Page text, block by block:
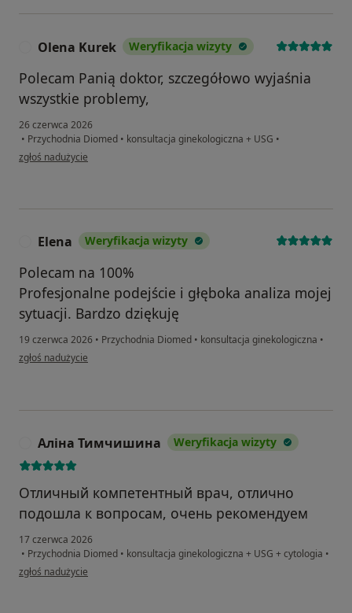
Olena Kurek Weryfikacja wizyty
Polecam Panią doktor, szczegółowo wyjaśnia
wszystkie problemy,
26 czerwca 2026
• Przychodnia Diomed • konsultacja ginekologiczna + USG •
w opinii użytkownika Olena Kurek
zgłoś nadużycie
Elena Weryfikacja wizyty
Polecam na 100%
Profesjonalne podejście i głęboka analiza mojej
sytuacji. Bardzo dziękuję
19 czerwca 2026 • Przychodnia Diomed • konsultacja ginekologiczna •
w opinii użytkownika Elena
zgłoś nadużycie
Аліна Тимчишина Weryfikacja wizyty
Отличный компетентный врач, отлично
подошла к вопросам, очень рекомендуем
17 czerwca 2026
• Przychodnia Diomed • konsultacja ginekologiczna + USG + cytologia •
w opinii użytkownika Аліна Тимчишина
zgłoś nadużycie